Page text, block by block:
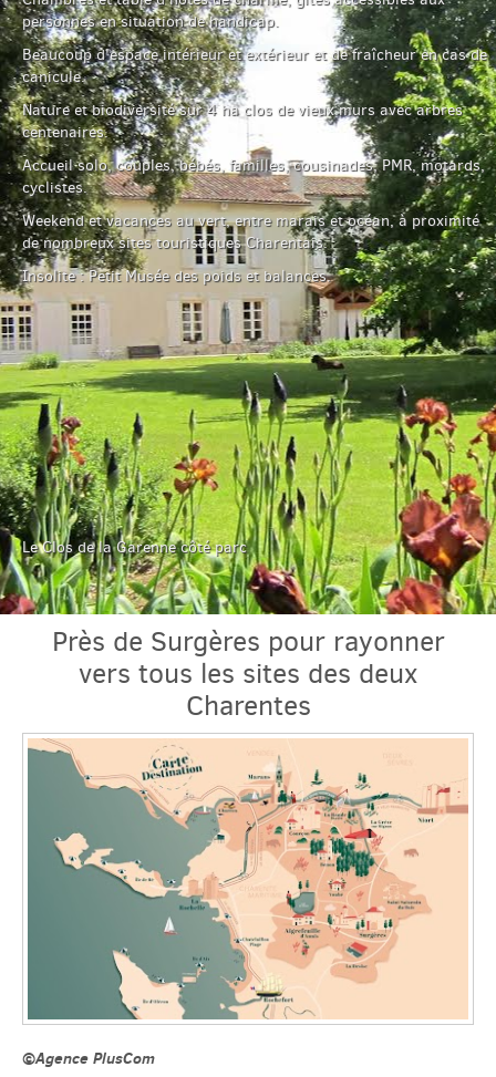
English
Español
personnes en situation de handicap.
Beaucoup d'espace intérieur et extérieur et de fraîcheur en cas de
canicule.
Nature et biodiversité sur 4 ha clos de vieux murs avec arbres
centenaires.
Accueil solo, couples, bébés, familles, cousinades, PMR, motards,
cyclistes.
Weekend et vacances au vert, entre marais et océan, à proximité
de nombreux sites touristiques Charentais.
Insolite : Petit Musée des poids et balances.
Le Clos de la Garenne côté parc
Près de Surgères pour rayonner
vers tous les sites des deux
Charentes
©Agence PlusCom